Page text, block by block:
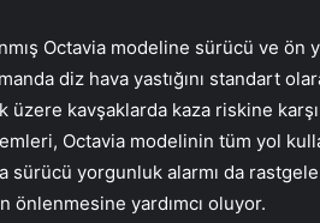
Octavia modeline sürücü ve ön
diz hava yastığını standart
üzere kavşaklarda kaza riskine
Octavia modelinin tüm yol
sürücü yorgunluk alarmı da
önlenmesine yardımcı oluyor.